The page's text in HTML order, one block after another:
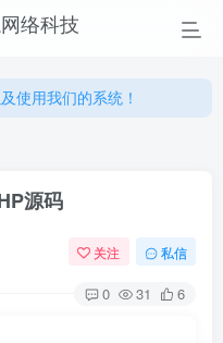
使用我们的系统！
使用我们的系统！
源码
关注 私信
0 31 6